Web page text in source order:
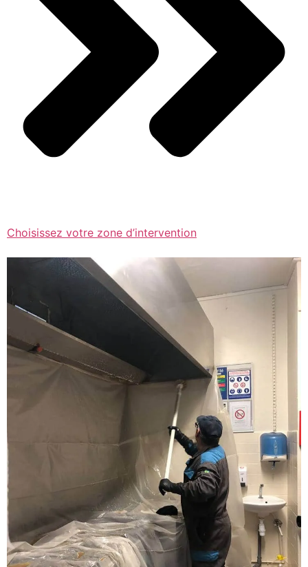
Choisissez votre zone d’intervention